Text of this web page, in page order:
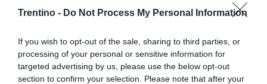
Trentino - Do Not Process My Personal Information
If you wish to opt-out of the sale, sharing to third parties, or
processing of your personal or sensitive information for
targeted advertising by us, please use the below opt-out
section to confirm your selection. Please note that after your
questo
articolo
su
Whatsapp
questo
articolo
su
Telegram